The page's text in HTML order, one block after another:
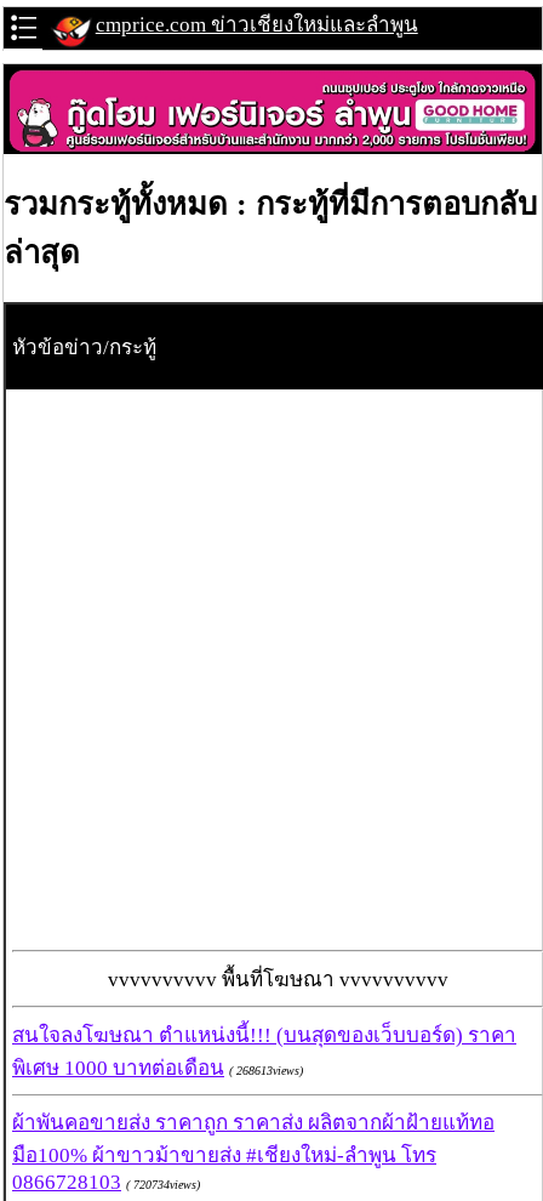
cmprice.com ข่าวเชียงใหม่และลำพูน
รวมกระทู้ทั้งหมด : กระทู้ที่มีการตอบกลับ
ล่าสุด
หัวข้อข่าว/กระทู้
vvvvvvvvvv พื้นที่โฆษณา vvvvvvvvvv
สนใจลงโฆษณา ตำแหน่งนี้!!! (บนสุดของเว็บบอร์ด) ราคา
พิเศษ 1000 บาทต่อเดือน ( 268613views)
ผ้าพันคอขายส่ง ราคาถูก ราคาส่ง ผลิตจากผ้าฝ้ายแท้ทอ
มือ100% ผ้าขาวม้าขายส่ง #เชียงใหม่-ลำพูน โทร
0866728103 ( 720734views)